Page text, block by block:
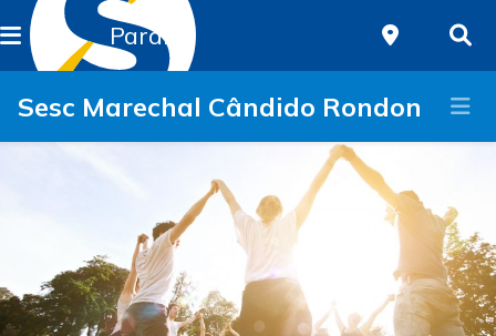
Paraná
Sesc Marechal Cândido Rondon